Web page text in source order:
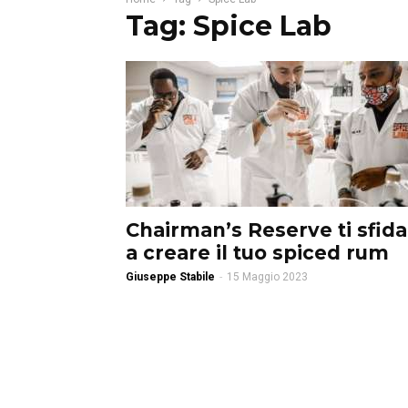
Tag: Spice Lab
Chairman’s Reserve ti sfida
a creare il tuo spiced rum
Giuseppe Stabile - 15 Maggio 2023